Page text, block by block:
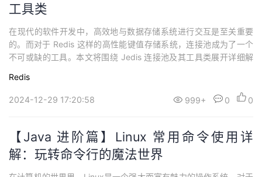
工具类
​在现代的软件开发中，高效地与数据存储系统进行交互是至关重要
的。而对于 Redis 这样的高性能键值存储系统，连接池成为了一个
不可或缺的工具。本文将围绕 Jedis 连接池及其工具类展开详细解
s，一个强大的内存数据库，以其高性能、支持丰富数据结构和灵活
应用而受到开发者的喜爱。而 Jedis，是 Redis 的 Ja...
Redis
2024-12-29 17:20:58 999+ 0 0
【Java 进阶篇】Linux 常用命令使用详
解：玩转命令行的魔法世界